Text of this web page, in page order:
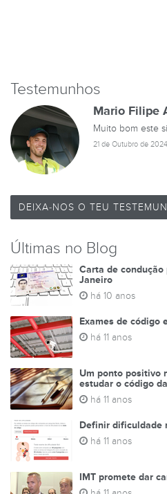
Testemunhos
Mario Filipe
Muito bom este
21 de Outubro de 2024
DEIXA-NOS O TEU
Últimas no Blog
Carta de
Janeiro
há 10 anos
Exames de código
há 11 anos
Um ponto positivo
estudar o código
há 11 anos
Definir dificuldade
há 11 anos
IMT promete dar